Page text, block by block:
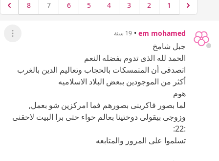
1
2
3
4
5
6
7
8
em mohamed
• 19 سنة عرض
جبل شامخ
الحمد لله الذى تدوم بفضله النعم
اتصدقى أن المتمسكات بالحجاب وتعاليم الدين بالغرب
أكثر من الموجودين ببعض البلاد الاسلاميه
هوم
لما بصور فاكرينى بصورهم فما امركزين شو بعمل,
وزوجى بيقولى دوختينا بعالم حواء حتى برا البيت لاحقنى
:22:
تسلموا على المرور والمتابعه